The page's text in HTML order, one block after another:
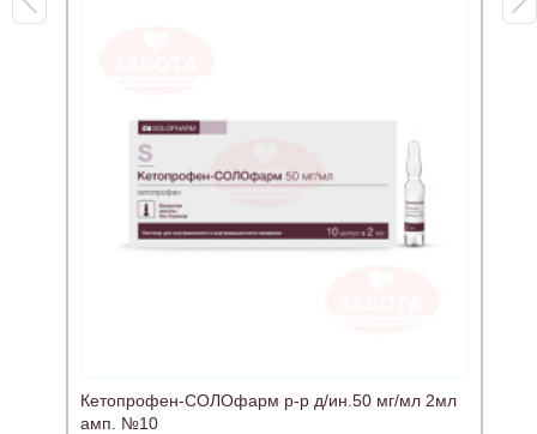
Кетопрофен-СОЛОфарм р-р д/ин.50 мг/мл 2мл
амп. №10